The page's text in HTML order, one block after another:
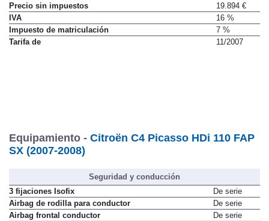
Precio sin impuestos
19.894 €
IVA
16 %
Impuesto de matriculación
7 %
Tarifa de
11/2007
Equipamiento - Citroën C4 Picasso HDi 110 FAP
SX (2007-2008)
Seguridad y conducción
3 fijaciones Isofix
De serie
Airbag de rodilla para conductor
De serie
Airbag frontal conductor
De serie